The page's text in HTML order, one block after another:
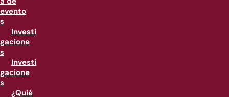
evento
s
Investi
gacione
s
Investi
gacione
s
¿Quié